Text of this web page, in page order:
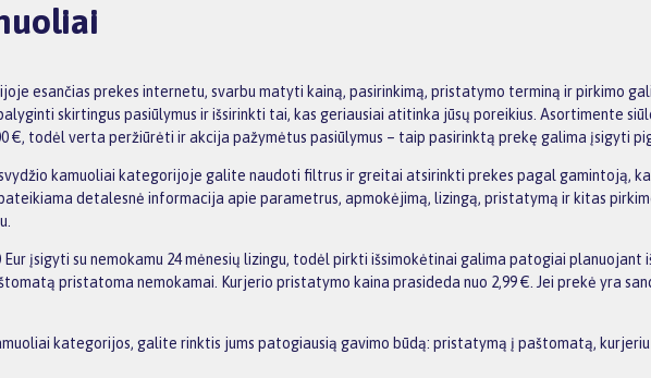
esančias prekes internetu, svarbu matyti kainą, pasirinkimą, pristatymo terminą ir pirkimo
skirtingus pasiūlymus ir išsirinkti tai, kas geriausiai atitinka jūsų poreikius. Asortimente
€, todėl verta peržiūrėti ir akcija pažymėtus pasiūlymus – taip pasirinktą prekę galima įsigyti
kamuoliai kategorijoje galite naudoti filtrus ir greitai atsirinkti prekes pagal gamintoją,
detalesnė informacija apie parametrus, apmokėjimą, lizingą, pristatymą ir kitas
Eur įsigyti su nemokamu 24 mėnesių lizingu, todėl pirkti išsimokėtinai galima patogiai
pristatoma nemokamai. Kurjerio pristatymo kaina prasideda nuo 2,99 €. Jei prekė yra
kategorijos, galite rinktis jums patogiausią gavimo būdą: pristatymą į paštomatą, kurjeriu